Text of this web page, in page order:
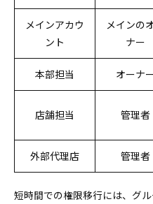
メインアカウ
ント
メインの
ナー
本部担当 オーナ
店舗担当 管理者
外部代理店 管理者
短時間での権限移行には、グ